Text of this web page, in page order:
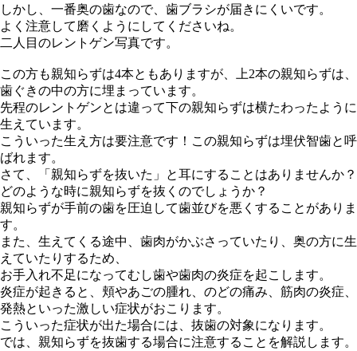
しかし、一番奥の歯なので、歯ブラシが届きにくいです。
よく注意して磨くようにしてくださいね。
二人目のレントゲン写真です。
この方も親知らずは4本ともありますが、上2本の親知らずは、
歯ぐきの中の方に埋まっています。
先程のレントゲンとは違って下の親知らずは横たわったように
生えています。
こういった生え方は要注意です！この親知らずは埋伏智歯と呼
ばれます。
さて、「親知らずを抜いた」と耳にすることはありませんか？
どのような時に親知らずを抜くのでしょうか？
親知らずが手前の歯を圧迫して歯並びを悪くすることがありま
す。
また、生えてくる途中、歯肉がかぶさっていたり、奥の方に生
えていたりするため、
お手入れ不足になってむし歯や歯肉の炎症を起こします。
炎症が起きると、頬やあごの腫れ、のどの痛み、筋肉の炎症、
発熱といった激しい症状がおこります。
こういった症状が出た場合には、抜歯の対象になります。
では、親知らずを抜歯する場合に注意することを解説します。